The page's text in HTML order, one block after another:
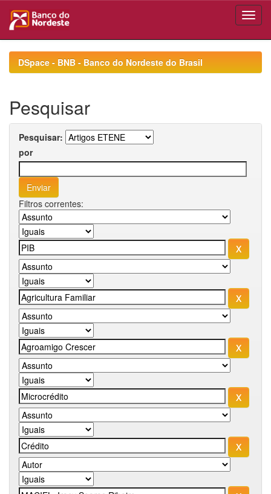
navigationDSpace - BNB - Banco do Nordeste do Brasil
Pesquisar
Pesquisar:
por
Filtros correntes: